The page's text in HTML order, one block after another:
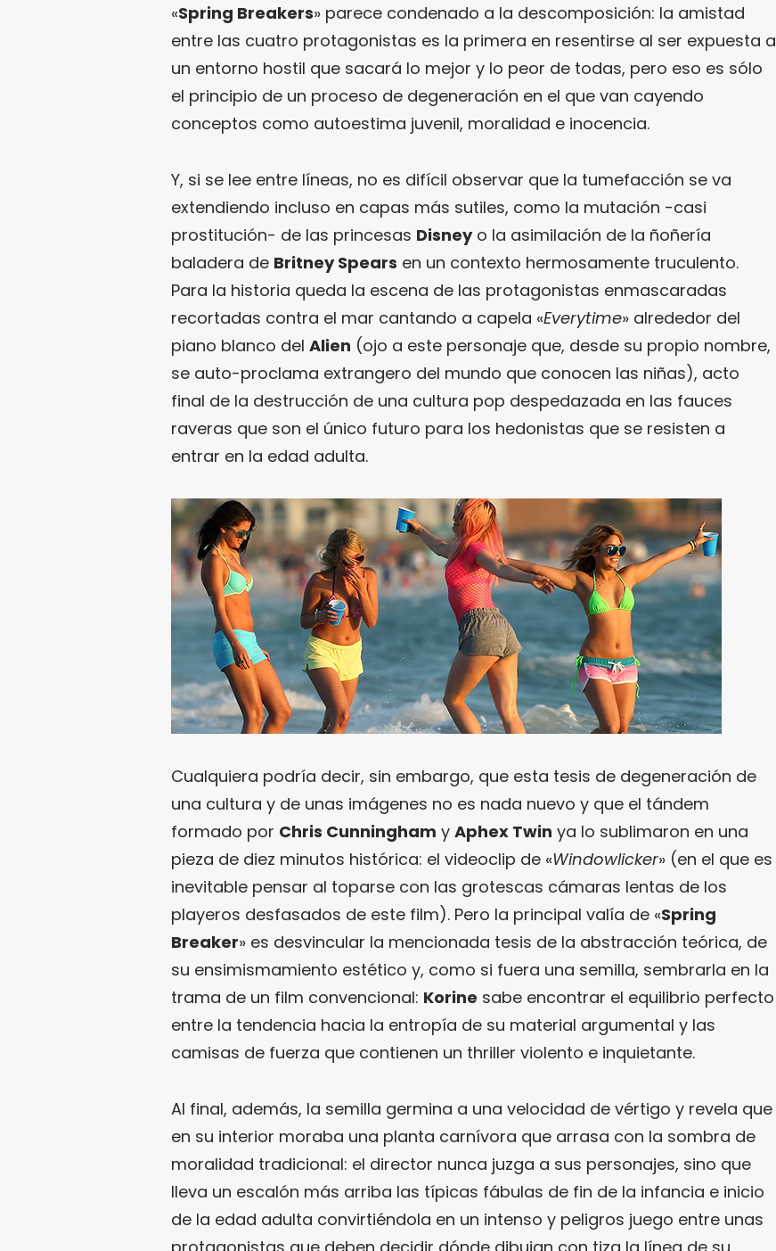
«Spring Breakers» parece condenado a la descomposición: la amistad
entre las cuatro protagonistas es la primera en resentirse al ser expuesta a
un entorno hostil que sacará lo mejor y lo peor de todas, pero eso es sólo
el principio de un proceso de degeneración en el que van cayendo
conceptos como autoestima juvenil, moralidad e inocencia.
Y, si se lee entre líneas, no es difícil observar que la tumefacción se va
extendiendo incluso en capas más sutiles, como la mutación -casi
prostitución- de las princesas Disneyo la asimilación de la ñoñería
baladera de Britney Spears en un contexto hermosamente truculento.
Para la historia queda la escena de las protagonistas enmascaradas
recortadas contra el mar cantando a capela «Everytime» alrededor del
piano blanco del Alien (ojo a este personaje que, desde su propio nombre,
se auto-proclama extrangero del mundo que conocen las niñas), acto
final de la destrucción de una cultura pop despedazada en las fauces
raveras que son el único futuro para los hedonistas que se resisten a
entrar en la edad adulta.
Cualquiera podría decir, sin embargo, que esta tesis de degeneración de
una cultura y de unas imágenes no es nada nuevo y que el tándem
formado por Chris Cunningham y Aphex Twin ya lo sublimaron en una
pieza de diez minutos histórica: el videoclip de «Windowlicker» (en el que es
inevitable pensar al toparse con las grotescas cámaras lentas de los
playeros desfasados de este film). Pero la principal valía de «Spring
Breaker» es desvincular la mencionada tesis de la abstracción teórica, de
su ensimismamiento estético y, como si fuera una semilla, sembrarla en la
trama de un film convencional: Korine sabe encontrar el equilibrio perfecto
entre la tendencia hacia la entropía de su material argumental y las
camisas de fuerza que contienen un thriller violento e inquietante.
Al final, además, la semilla germina a una velocidad de vértigo y revela que
en su interior moraba una planta carnívora que arrasa con la sombra de
moralidad tradicional: el director nunca juzga a sus personajes, sino que
lleva un escalón más arriba las típicas fábulas de fin de la infancia e inicio
de la edad adulta convirtiéndola en un intenso y peligros juego entre unas